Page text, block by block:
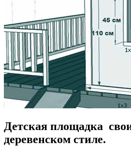
Детская площадка
деревенском стиле.